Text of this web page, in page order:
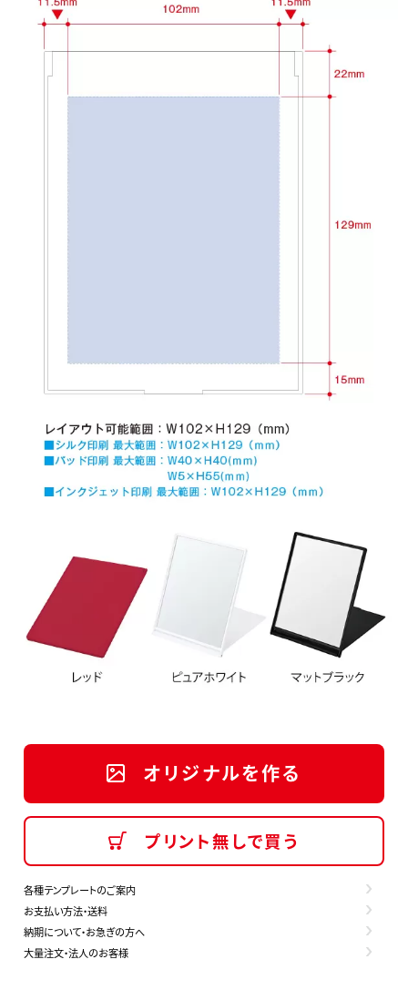
オリジナルを作る
プリント無しで買う
各種テンプレートのご案内
お支払い方法・送料
納期について・お急ぎの方へ
大量注文・法人のお客様